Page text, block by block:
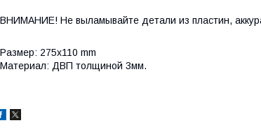
ВНИМАНИЕ! Не выламывайте детали из пластин,
Размер: 275x110 mm
Материал: ДВП толщиной 3мм.